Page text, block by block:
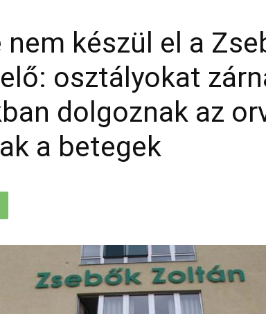
nem készül el a
osztályokat
dolgoznak az
a betegek